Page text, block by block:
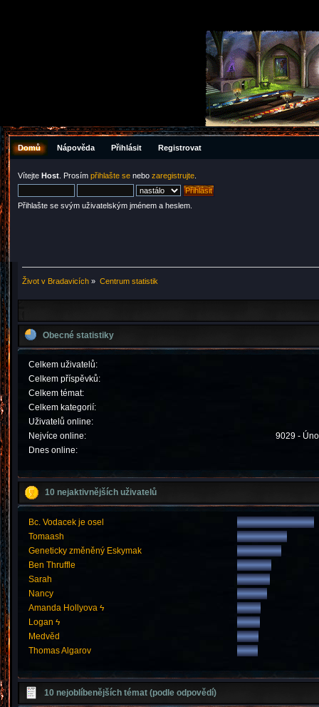
Domů Nápověda Přihlásit Registrovat
Vítejte Host . Prosím přihlašte se nebo zaregistrujte
Přihlašte se svým uživatelským jménem a heslem.
Život v Bradavicích » Centrum statistik
Obecné statistiky
Celkem uživatelů:
Celkem příspěvků:
Celkem témat:
Celkem kategorií:
Uživatelů online:
Nejvíce online:
9029 -
Dnes online:
10 nejaktivnějších uživatelů
Bc. Vodacek je osel
Tomaash
Geneticky změněný Eskymak
Ben Thruffle
Sarah
Nancy
Amanda Hollyova ϟ
Logan ϟ
Medvěd
Thomas Algarov
10 nejoblíbenějších témat (podle odpovědí)